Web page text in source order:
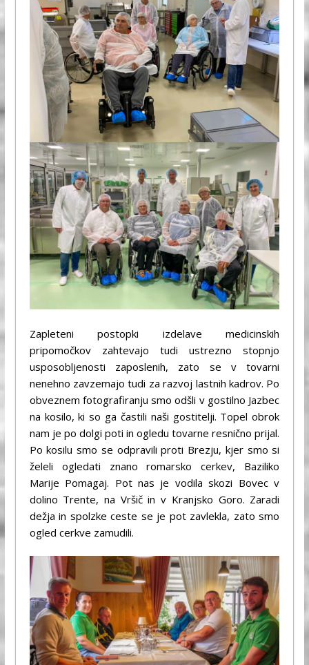
Zapleteni postopki izdelave medicinskih
pripomočkov zahtevajo tudi ustrezno stopnjo
usposobljenosti zaposlenih, zato se v tovarni
nenehno zavzemajo tudi za razvoj lastnih kadrov. Po
obveznem fotografiranju smo odšli v gostilno Jazbec
na kosilo, ki so ga častili naši gostitelji. Topel obrok
nam je po dolgi poti in ogledu tovarne resnično prijal.
Po kosilu smo se odpravili proti Brezju, kjer smo si
želeli ogledati znano romarsko cerkev, Baziliko
Marije Pomagaj. Pot nas je vodila skozi Bovec v
dolino Trente, na Vršič in v Kranjsko Goro. Zaradi
dežja in spolzke ceste se je pot zavlekla, zato smo
ogled cerkve zamudili.